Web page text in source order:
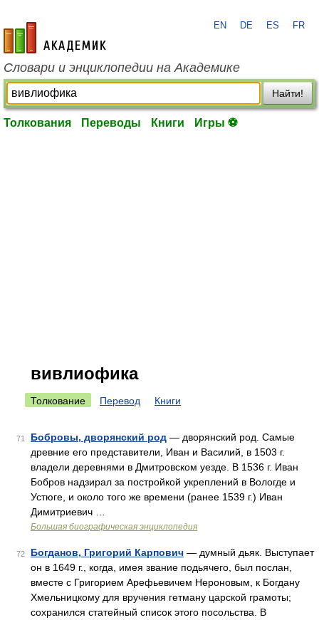
academic.ru
EN DE ES FR
Словари и энциклопедии на Академике
Найти!
Толкования Переводы Книги Игры ⚽
вивлиофика
Толкование Перевод Книги
71 Бобровы, дворянский род — дворянский род. Самые
древние его представители, Иван и Василий, в 1503 г.
владели деревнями в Дмитровском уезде. В 1536 г. Иван
Бобров надзирал за постройкой укреплений в Вологде и
Устюге, и около того же времени (ранее 1539 г.) Иван
Димитриевич …
Большая биографическая энциклопедия
72 Богданов, Григорий Карпович — думный дьяк. Выступает
он в 1649 г., когда, имея звание подьячего, был послан,
вместе с Григорием Арефьевичем Нероновым, к Богдану
Хмельницкому для вручения гетману царской грамоты;
сохранился статейный список этого посольства. В